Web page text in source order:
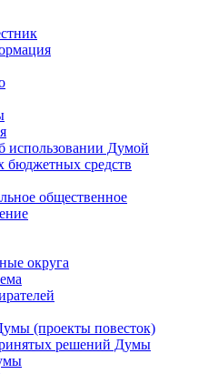
использовании Думой
бюджетных средств
общественное
округа
(проекты повесток)
решений Думы